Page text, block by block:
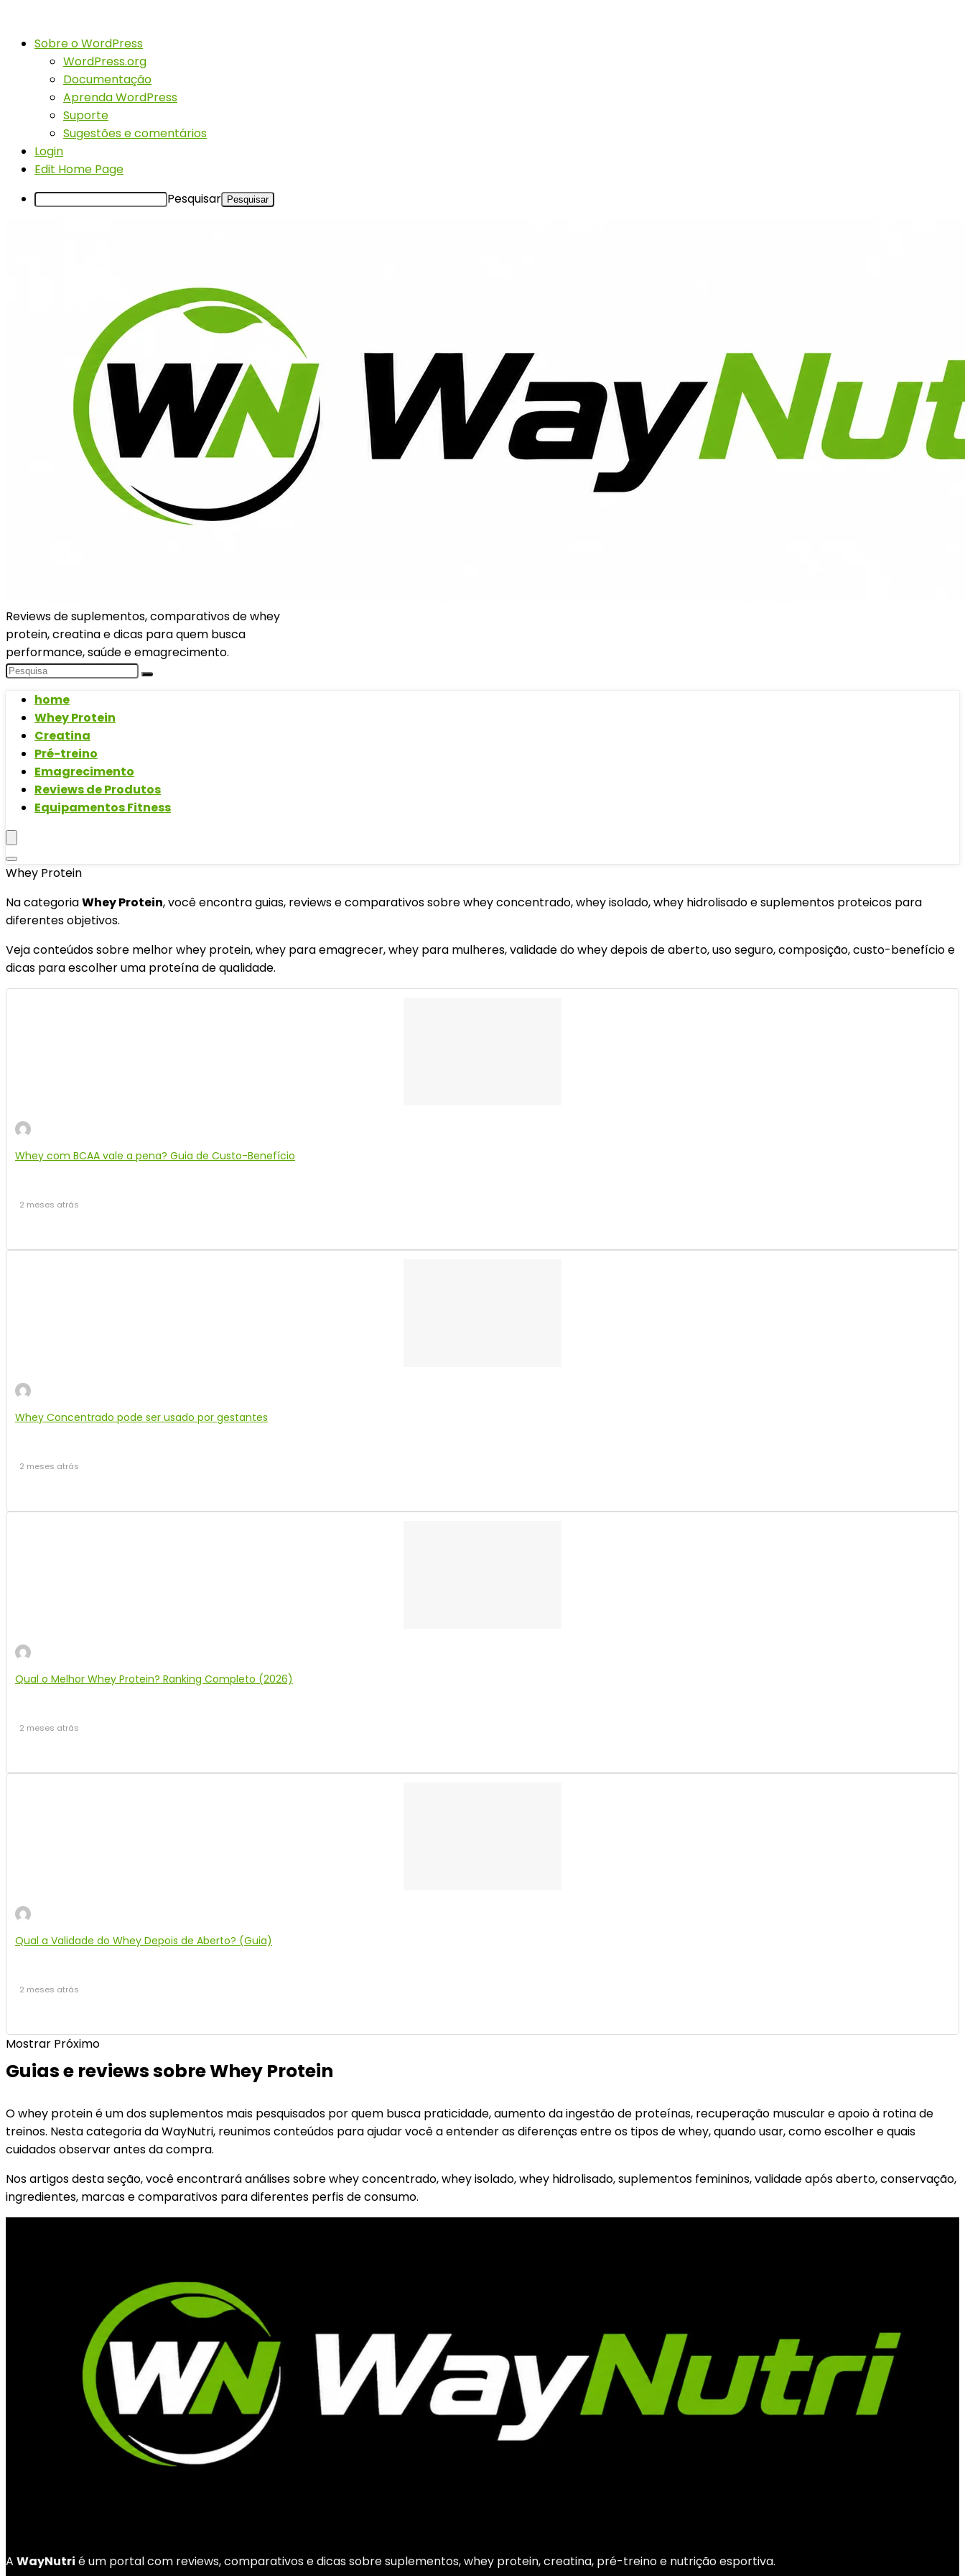
Sobre o WordPress
WordPress.org
Documentação
Aprenda WordPress
Suporte
Sugestões e comentários
Login
Edit Home Page
Pesquisar
Reviews de suplementos, comparativos de whey
protein, creatina e dicas para quem busca
performance, saúde e emagrecimento.
home
Whey Protein
Creatina
Pré-treino
Emagrecimento
Reviews de Produtos
Equipamentos Fitness
Whey Protein
Na categoriaWhey Protein, você encontra guias, reviews e comparativos sobre whey concentrado, whey isolado, whey hidrolisado e suplementos proteicos para
diferentes objetivos.
Veja conteúdos sobre melhor whey protein, whey para emagrecer, whey para mulheres, validade do whey depois de aberto, uso seguro, composição, custo-benefício e
dicas para escolher uma proteína de qualidade.
Whey com BCAA vale a pena? Guia de Custo-Benefício
2 meses atrás
Whey Concentrado pode ser usado por gestantes
2 meses atrás
Qual o Melhor Whey Protein? Ranking Completo (2026)
2 meses atrás
Qual a Validade do Whey Depois de Aberto? (Guia)
2 meses atrás
Mostrar Próximo
Guias e reviews sobre Whey Protein
O whey protein é um dos suplementos mais pesquisados por quem busca praticidade, aumento da ingestão de proteínas, recuperação muscular e apoio à rotina de
treinos. Nesta categoria da WayNutri, reunimos conteúdos para ajudar você a entender as diferenças entre os tipos de whey, quando usar, como escolher e quais
cuidados observar antes da compra.
Nos artigos desta seção, você encontrará análises sobre whey concentrado, whey isolado, whey hidrolisado, suplementos femininos, validade após aberto, conservação,
ingredientes, marcas e comparativos para diferentes perfis de consumo.
A WayNutri é um portal com reviews, comparativos e dicas sobre suplementos, whey protein, creatina, pré-treino e nutrição esportiva.